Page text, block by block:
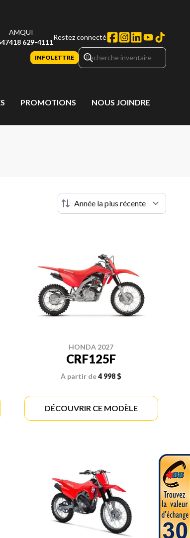
AMQUI
418 629-4111
Restez connecté
INFOLETTRE
PROMOTIONS NOUS JOINDRE
HONDA 2027
CRF125F
À partir de4 998 $
DÉCOUVRIR CE MODÈLE